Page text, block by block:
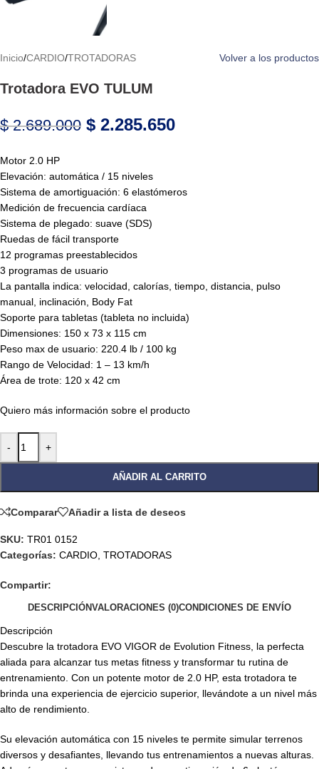
Inicio/CARDIO/TROTADORAS Volver a los productos
Trotadora EVO TULUM
$2.689.000 $ 2.285.650
Motor 2.0 HP
Elevación: automática / 15 niveles
Sistema de amortiguación: 6 elastómeros
Medición de frecuencia cardíaca
Sistema de plegado: suave (SDS)
Ruedas de fácil transporte
12 programas preestablecidos
3 programas de usuario
La pantalla indica: velocidad, calorías, tiempo, distancia, pulso
manual, inclinación, Body Fat
Soporte para tabletas (tableta no incluida)
Dimensiones: 150 x 73 x 115 cm
Peso max de usuario: 220.4 lb / 100 kg
Rango de Velocidad: 1 – 13 km/h
Área de trote: 120 x 42 cm
Quiero más información sobre el producto
- +
AÑADIR AL CARRITO
Comparar Añadir a lista de deseos
SKU: TR01 0152
Categorías: CARDIO TROTADORAS
Compartir:
DESCRIPCIÓNVALORACIONES (0)CONDICIONES DE ENVÍO
Descripción
Descubre la trotadora EVO VIGOR de Evolution Fitness, la perfecta
aliada para alcanzar tus metas fitness y transformar tu rutina de
entrenamiento. Con un potente motor de 2.0 HP, esta trotadora te
brinda una experiencia de ejercicio superior, llevándote a un nivel más
alto de rendimiento.
Su elevación automática con 15 niveles te permite simular terrenos
diversos y desafiantes, llevando tus entrenamientos a nuevas alturas.